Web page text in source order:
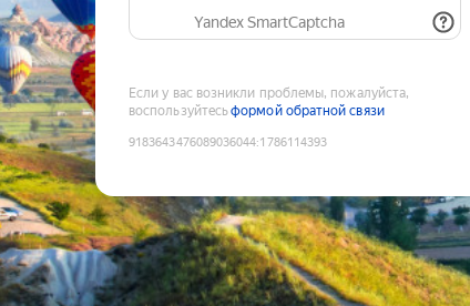
Yandex SmartCaptcha
Если у вас возникли проблемы, пожалуйста,
воспользуйтесьформой обратной связи
9183643476089036044:1786114393